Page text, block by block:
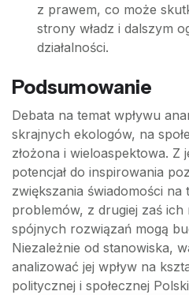
z prawem, co może
strony władz i dalszym
działalności.
Podsumowanie
Debata na temat wpływu
skrajnych ekologów, na
złożona i wieloaspektowa. Z
potencjał do inspirowania
zwiększania świadomości
problemów, z drugiej zaś
spójnych rozwiązań mogą
Niezależnie od stanowiska,
analizować jej wpływ na
politycznej i społecznej